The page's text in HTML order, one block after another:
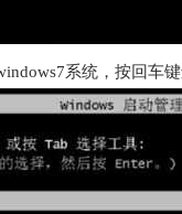
系统，按回车